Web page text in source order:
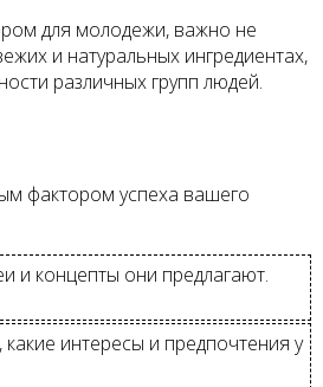
для молодежи, важно не
и натуральных ингредиентах,
различных групп людей.
фактором успеха вашего
и концепты они предлагают.
интересы и предпочтения у